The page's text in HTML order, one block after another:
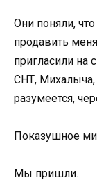
Они поняли,
продавить
пригласили на
СНТ, Михалыча,
разумеется,
Показушное
Мы пришли.